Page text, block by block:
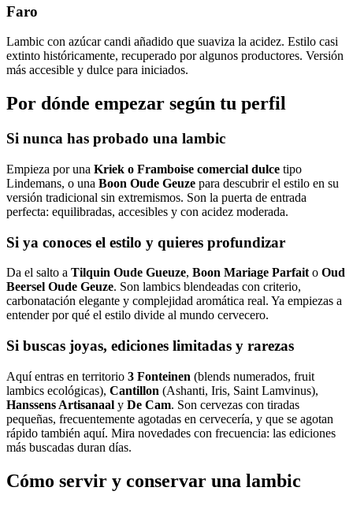
Faro
Lambic con azúcar candi añadido que suaviza la acidez. Estilo casi
extinto históricamente, recuperado por algunos productores. Versión
más accesible y dulce para iniciados.
Por dónde empezar según tu perfil
Si nunca has probado una lambic
Empieza por una Kriek o Framboise comercial dulce tipo
Lindemans, o una Boon Oude Geuze para descubrir el estilo en su
versión tradicional sin extremismos. Son la puerta de entrada
perfecta: equilibradas, accesibles y con acidez moderada.
Si ya conoces el estilo y quieres profundizar
Da el salto a Tilquin Oude Gueuze, Boon Mariage Parfait o Oud
Beersel Oude Geuze. Son lambics blendeadas con criterio,
carbonatación elegante y complejidad aromática real. Ya empiezas a
entender por qué el estilo divide al mundo cervecero.
Si buscas joyas, ediciones limitadas y rarezas
Aquí entras en territorio 3 Fonteinen (blends numerados, fruit
lambics ecológicas), Cantillon (Ashanti, Iris, Saint Lamvinus),
Hanssens Artisanaal y De Cam. Son cervezas con tiradas
pequeñas, frecuentemente agotadas en cervecería, y que se agotan
rápido también aquí. Mira novedades con frecuencia: las ediciones
más buscadas duran días.
Cómo servir y conservar una lambic